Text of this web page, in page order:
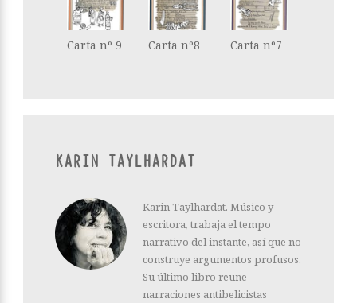
Carta nº 9 Carta nº8 Carta nº7
KARIN TAYLHARDAT
Karin Taylhardat. Músico y
escritora, trabaja el tempo
narrativo del instante, así que no
construye argumentos profusos.
Su último libro reune
narraciones antibelicistas